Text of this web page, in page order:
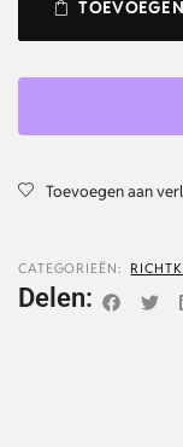
Toevoegen aan
CATEGORIEËN:
Delen: